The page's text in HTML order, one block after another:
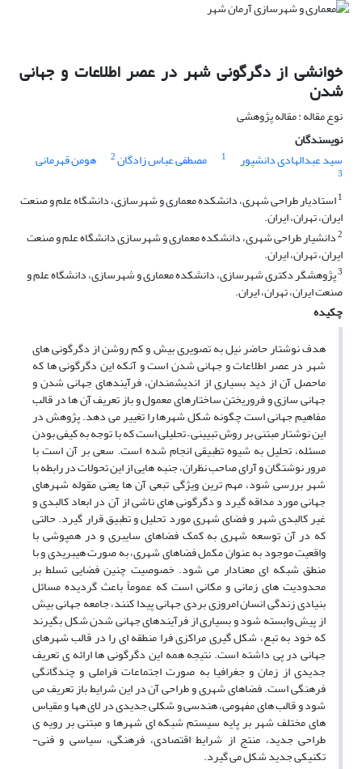
خوانشی از دگرگونی شهر در عصر اطلاعات و جهانی
شدن
نوع مقاله : مقاله پژوهشی
نویسندگان
سید عبدالهادی دانشپور
1 مصطفی عباس زادگان2 هومن قهرمانی
3
1استادیار طراحی شهری، دانشکده معماری و شهرسازی، دانشگاه علم و صنعت
ایران، تهران، ایران.
2دانشیار طراحی شهری، دانشکده معماری و شهرسازی دانشگاه علم و صنعت
ایران، تهران، ایران.
3پژوهشگر دکتری شهرسازی، دانشکده معماری و شهرسازی، دانشگاه علم و
صنعت ایران، تهران، ایران.
چکیده
هدف نوشتار حاضر نیل به تصویری بیش و کم روشن از دگرگونی های
شهر در عصر اطلاعات و جهانی شدن است و آنکه این دگرگونی ها که
ماحصل آن از دید بسیاری از اندیشمندان، فرآیندهای جهانی شدن و
جهانی سازی و فروریختن ساختارهای معمول و باز تعریف آن ها در قالب
مفاهیم جهانی است چگونه شکل شهرها را تغییر می دهد. پژوهش در
این نوشتار مبتنی بر روش تبیینی – تحلیلی است که با توجه به کیفی بودن
مسئله، تحلیل به شیوه تطبیقی انجام شده است. سعی بر آن است با
مرور نوشتگان و آرای صاحب نظران، جنبه هایی از این تحولات در رابطه با
شهر بررسی شود، مهم ترین ویژگی تبعی آن ها یعنی مقوله شهرهای
جهانی مورد مداقه گیرد و دگرگونی های ناشی از آن در ابعاد کالبدی و
غیر کالبدی شهر و فضای شهری مورد تحلیل و تطبیق قرار گیرد. حالتی
که در آن توسعه شهری به کمک فضاهای سایبری و در همپوشی با
واقعیت موجود به عنوان مکمل فضاهای شهری، به صورت هیبریدی و با
منطق شبکه ای معنادار می شود. خصوصیت چنین فضایی تسلط بر
محدودیت های زمانی و مکانی است که عموماً باعث گردیده مسائل
بنیادی زندگی انسان امروزی بردی جهانی پیدا کنند، جامعه جهانی بیش
از پیش وابسته شود و بسیاری از فرآیندهای جهانی شدن شکل بگیرند
که خود به تبع، شکل گیری مراکزی فرا منطقه ای را در قالب شهرهای
جهانی در پی داشته است. نتیجه همه این دگرگونی ها ارائه ی تعریف
جدیدی از زمان و جغرافیا به صورت اجتماعات فراملی و چندگانگی
فرهنگی است. فضاهای شهری و طراحی آن در این شرایط باز تعریف می
شود و قالب های مفهومی، هندسی و شکلی جدیدی در لای هها و مقیاس
های مختلف شهر بر پایه سیستم شبکه ای شهرها و مبتنی بر رویه ی
طراحی جدید، منتج از شرایط اقتصادی، فرهنگی، سیاسی و فنی-
تکنیکی جدید شکل می گیرد.